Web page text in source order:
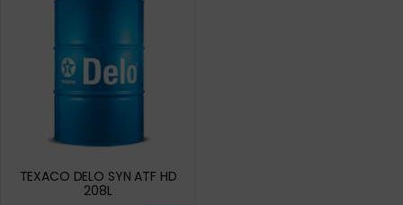
TEXACO DELO SYN ATF HD
208L